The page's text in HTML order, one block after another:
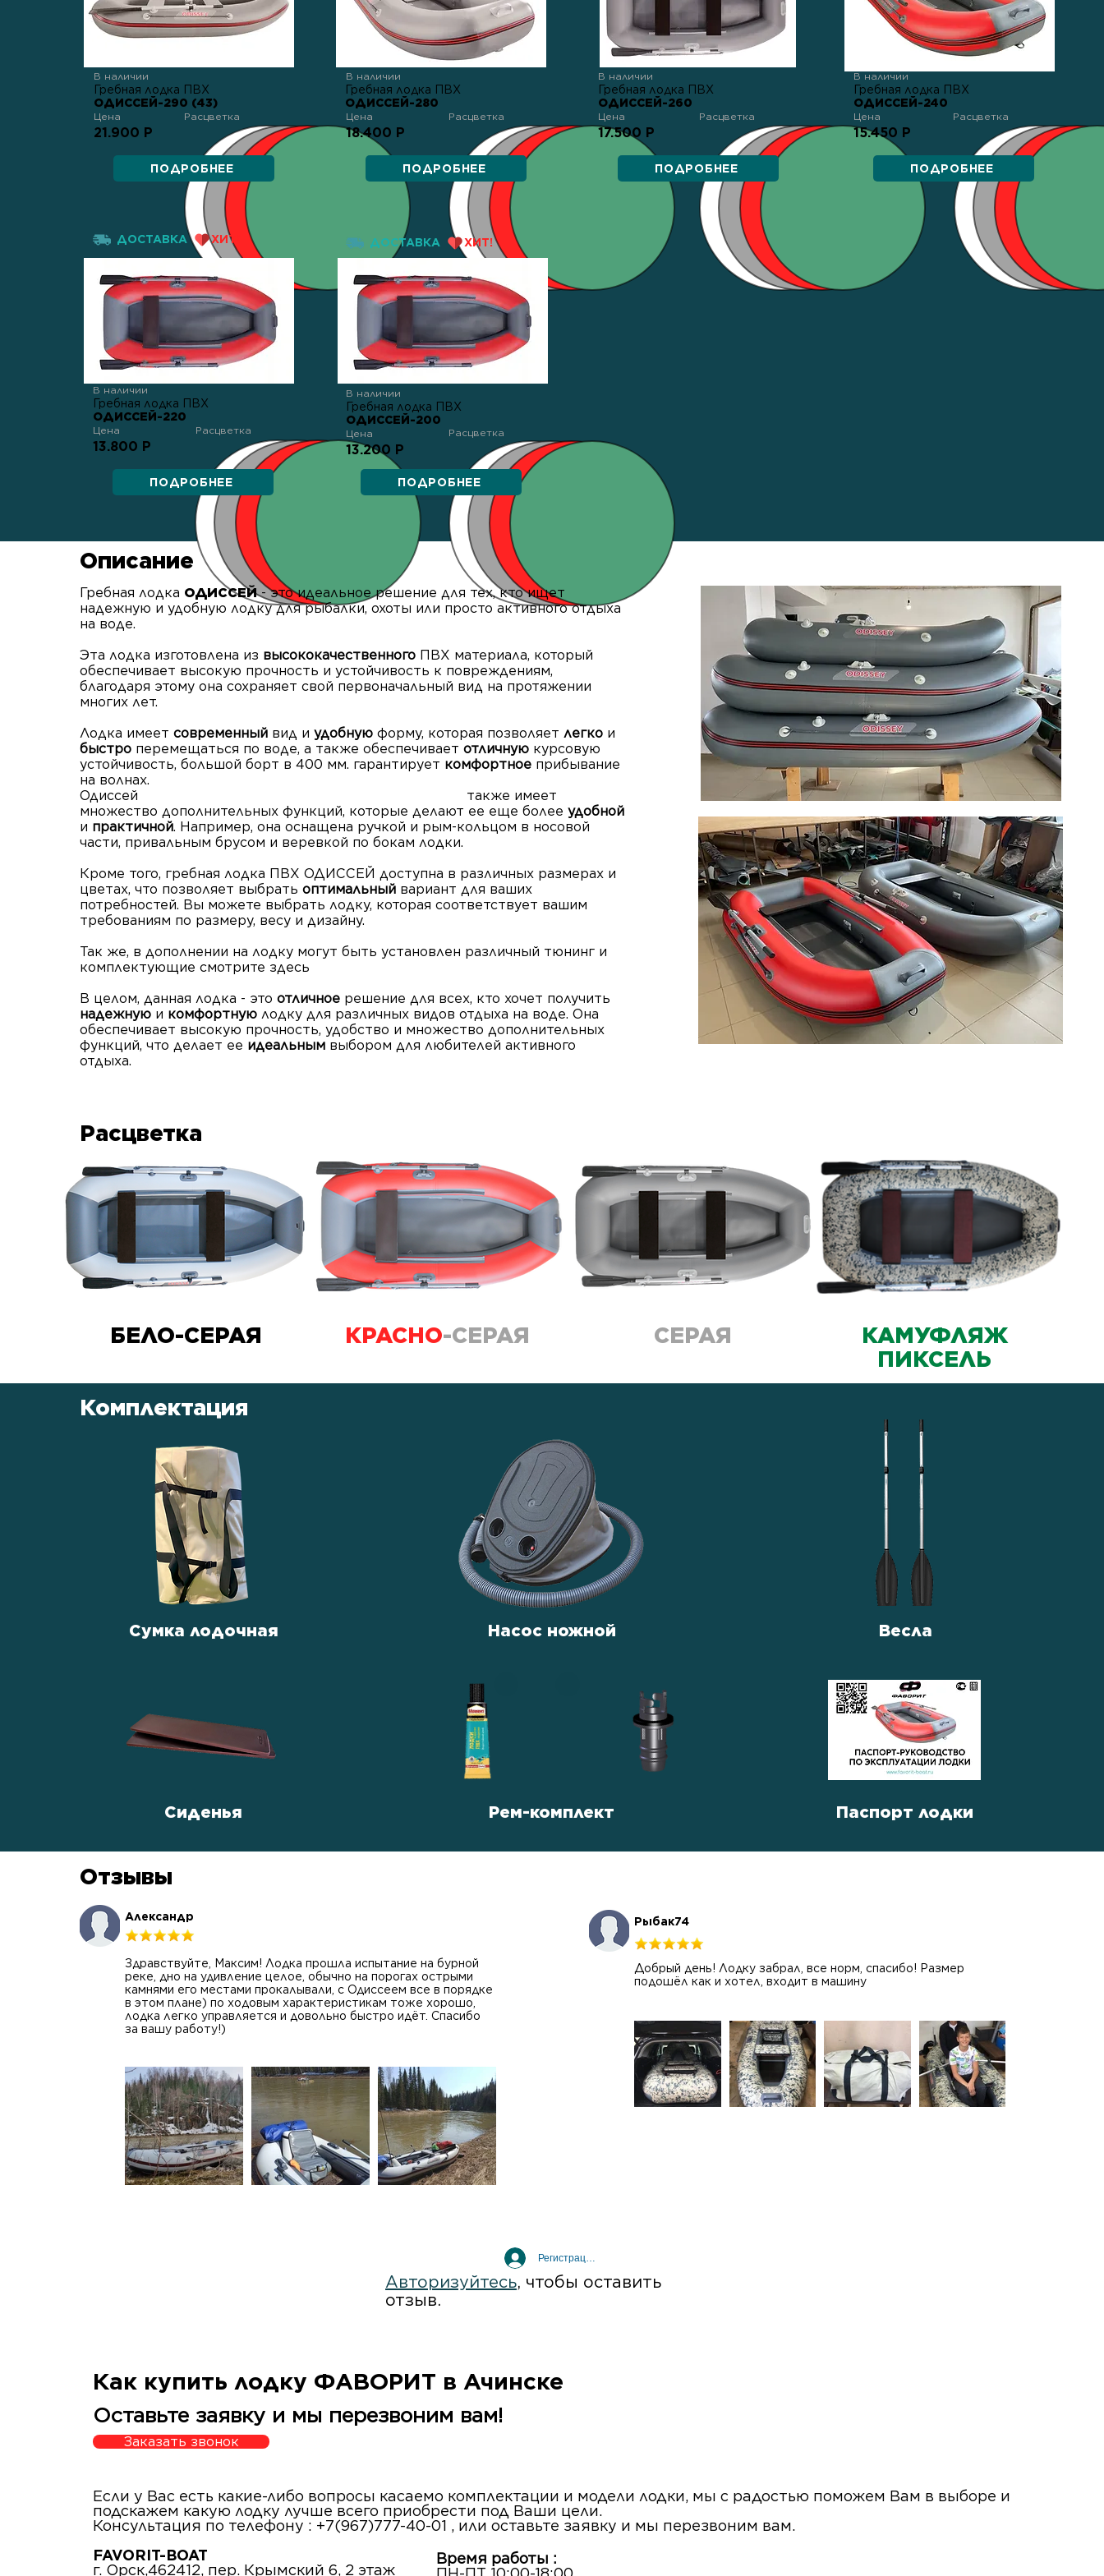
В наличии
Гребная лодка ПВХ
ОДИССЕЙ-290 (43)
Цена Расцветка
21.900 Р
ПОДРОБНЕЕ
В наличии
Цена
18.400 Р
Гребная лодка ПВХ
ОДИССЕЙ-280
Расцветка
ПОДРОБНЕЕ
В наличии
Гребная лодка ПВХ
ОДИССЕЙ-260
Цена Расцветка
17.500 Р
ПОДРОБНЕЕ
В наличии
Гребная лодка ПВХ
ОДИССЕЙ-240
Цена
15.450 Р
Расцветка
ПОДРОБНЕЕ
ДОСТАВКА ХИТ!
В наличии
Гребная лодка ПВХ
ОДИССЕЙ-220
Цена Расцветка
13.800 Р
ПОДРОБНЕЕ
ДОСТАВКА ХИТ!
В наличии
Гребная лодка ПВХ
ОДИССЕЙ-200
Цена Расцветка
13.200 Р
ПОДРОБНЕЕ
Описание
Гребная лодка ОДИССЕЙ- это идеальное решение для тех, кто ищет
надежную и удобную лодку для рыбалки, охоты или просто активного отдыха
на воде.
Эта лодка изготовлена из высококачественного ПВХ материала, который
обеспечивает высокую прочность и устойчивость к повреждениям,
благодаря этому она сохраняет свой первоначальный вид на протяжении
многих лет.
Лодка имеет современный вид и удобную форму, которая позволяет легко и
быстро перемещаться по воде, а также обеспечивает отличную курсовую
устойчивость, большой борт в 400 мм. гарантирует комфортное прибывание
на волнах.
Одиссей также имеет
множество дополнительных функций, которые делают ее еще более удобной
и практичной. Например, она оснащена ручкой и рым-кольцом в носовой
части, привальным брусом и веревкой по бокам лодки.
Кроме того, гребная лодка ПВХ ОДИССЕЙ доступна в различных размерах и
цветах, что позволяет выбрать оптимальный вариант для ваших
потребностей. Вы можете выбрать лодку, которая соответствует вашим
требованиям по размеру, весу и дизайну.
Так же, в дополнении на лодку могут быть установлен различный тюнинг и
комплектующие смотрите здесь
В целом, данная лодка - это отличное решение для всех, кто хочет получить
надежную и комфортную лодку для различных видов отдыха на воде. Она
обеспечивает высокую прочность, удобство и множество дополнительных
функций, что делает ее идеальным выбором для любителей активного
отдыха.
Расцветка
КАМУФЛЯЖ
ПИКСЕЛЬ
СЕРАЯ
КРАСНО-СЕРАЯ
БЕЛО-СЕРАЯ
Комплектация
Сумка лодочная Насос ножной Весла
Сиденья Рем-комплект Паспорт лодки
Отзывы
Александр
Здравствуйте, Максим! Лодка прошла испытание на бурной
реке, дно на удивление целое, обычно на порогах острыми
камнями его местами прокалывали, с Одиссеем все в порядке
в этом плане) по ходовым характеристикам тоже хорошо,
лодка легко управляется и довольно быстро идёт. Спасибо
за вашу работу!)
Рыбак74
Добрый день! Лодку забрал, все норм, спасибо! Размер
подошёл как и хотел, входит в машину
Регистрация / Вход
Авторизуйтесь, чтобы оставить
отзыв.
Как купить лодку ФАВОРИТ в Ачинске
Оставьте заявку и мы перезвоним вам!
Заказать звонок
Если у Вас есть какие-либо вопросы касаемо комплектации и модели лодки, мы с радостью поможем Вам в выборе и
подскажем какую лодку лучше всего приобрести под Ваши цели.
Консультация по телефону : +7(967)777-40-01 , или оставьте заявку и мы перезвоним вам.
FAVORIT-BOAT
г. Орск,462412, пер. Крымский 6, 2 этаж
Время работы :